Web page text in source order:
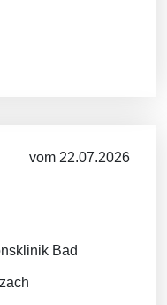
vom 22.07.2026
Bad